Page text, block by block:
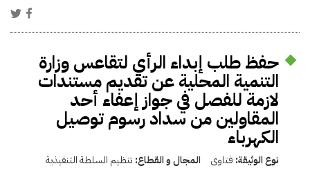
حفظ طلب إبداء الرأي لتقاعس وزارة
التنمية المحلية عن تقديم مستندات
لازمة للفصل في جواز إعفاء أحد
المقاولين من سداد رسوم توصيل
الكهرباء
نوع الوثيقة: فتاوى المجال و القطاع: تنظيم السلطة التنفيذية